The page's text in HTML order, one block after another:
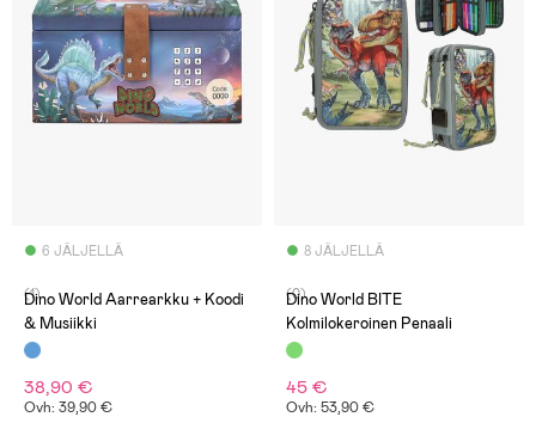
6 JÄLJELLÄ
(1)
Dino World Aarrearkku + Koodi
& Musiikki
38,90 €
Ovh: 39,90 €
8 JÄLJELLÄ
(0)
Dino World BITE
Kolmilokeroinen Penaali
45 €
Ovh: 53,90 €